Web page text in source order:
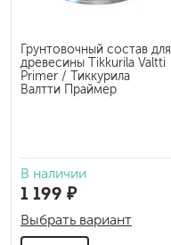
Грунтовочный состав для
древесины Tikkurila Valtti
Primer / Тиккурила
Валтти Праймер
В наличии
1 199 ₽
Выбрать вариант